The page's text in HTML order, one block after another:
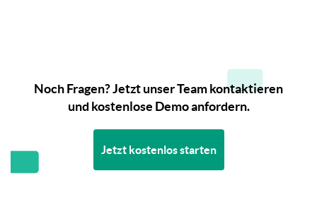
Noch Fragen? Jetzt unser Team kontaktieren
und kostenlose Demo anfordern.
Jetzt kostenlos starten